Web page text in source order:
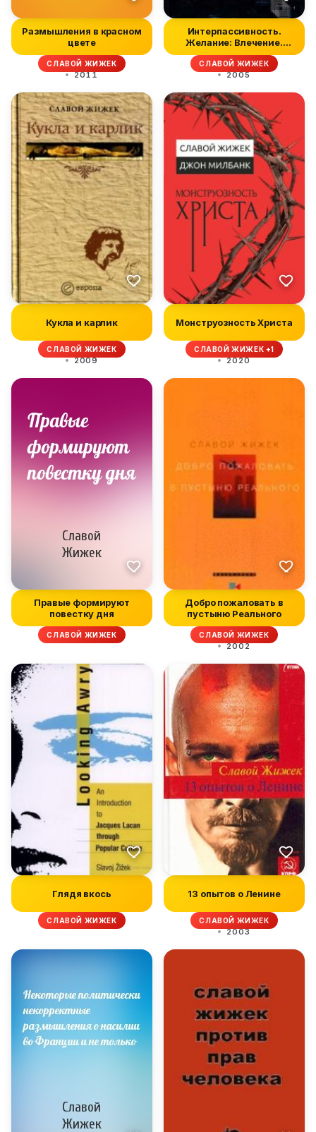
Размышления в красном
цвете
СЛАВОЙ ЖИЖЕК
2011
Интерпассивность.
Желание: Влечение.
Мультикультур...
СЛАВОЙ ЖИЖЕК
2005
Кукла и карлик
СЛАВОЙ ЖИЖЕК
2009
Монструозность Христа
СЛАВОЙ ЖИЖЕК +1
2020
Правые формируют
повестку дня
СЛАВОЙ ЖИЖЕК
Добро пожаловать в
пустыню Реального
СЛАВОЙ ЖИЖЕК
2002
Глядя вкось
СЛАВОЙ ЖИЖЕК
13 опытов о Ленине
СЛАВОЙ ЖИЖЕК
2003